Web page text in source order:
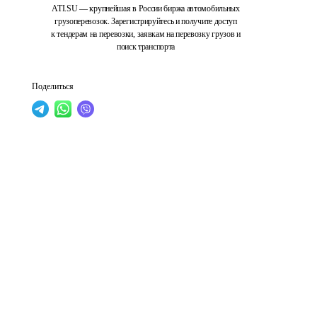
ATI.SU — крупнейшая в России биржа автомобильных
грузоперевозок. Зарегистрируйтесь и получите доступ
к тендерам на перевозки, заявкам на перевозку грузов и
поиск транспорта
Поделиться